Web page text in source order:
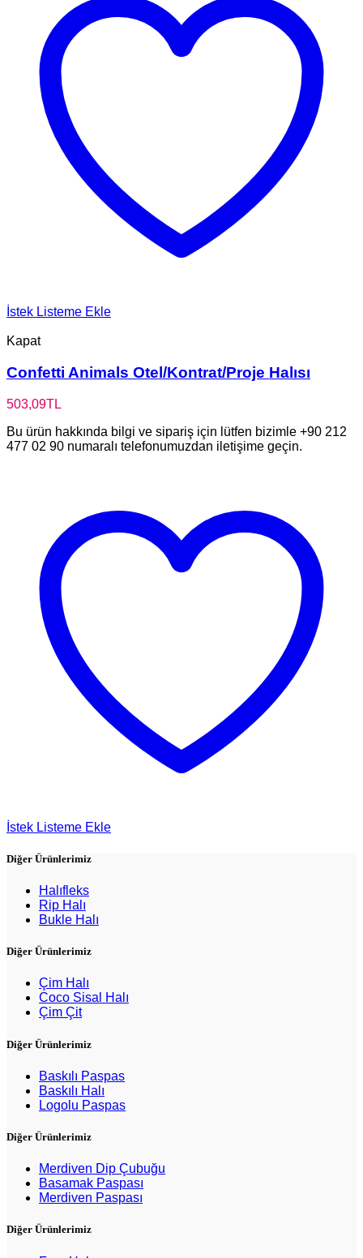
İstek Listeme Ekle
Kapat
Confetti Animals Otel/Kontrat/Proje Halısı
503,09TL
Bu ürün hakkında bilgi ve sipariş için lütfen bizimle +90 212
477 02 90 numaralı telefonumuzdan iletişime geçin.
İstek Listeme Ekle
Diğer Ürünlerimiz
Halıfleks
Rip Halı
Bukle Halı
Diğer Ürünlerimiz
Çim Halı
Coco Sisal Halı
Çim Çit
Diğer Ürünlerimiz
Baskılı Paspas
Baskılı Halı
Logolu Paspas
Diğer Ürünlerimiz
Merdiven Dip Çubuğu
Basamak Paspası
Merdiven Paspası
Diğer Ürünlerimiz